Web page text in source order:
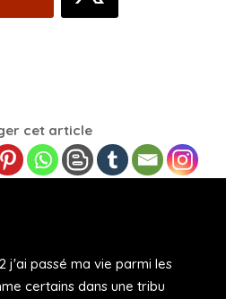
cet article
j'ai passé ma vie parmi les
certains dans une tribu